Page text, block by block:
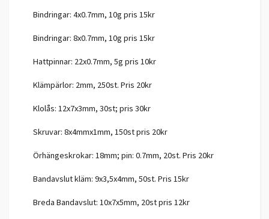
Bindringar: 4x0.7mm, 10g pris 15kr
Bindringar: 8x0.7mm, 10g pris 15kr
Hattpinnar: 22x0.7mm, 5g pris 10kr
Klämpärlor: 2mm, 250st. Pris 20kr
Klolås: 12x7x3mm, 30st; pris 30kr
Skruvar: 8x4mmx1mm, 150st pris 20kr
Örhängeskrokar: 18mm; pin: 0.7mm, 20st. Pris 20kr
Bandavslut kläm: 9x3,5x4mm, 50st. Pris 15kr
Breda Bandavslut: 10x7x5mm, 20st pris 12kr